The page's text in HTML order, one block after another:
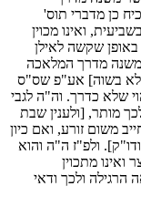
כן מדברי תוס'
ואינו מכוין
שקשה לאילן
מדרך המלאכה
שלא בשוה] אע"פ שס"ס
שלא כדרך. וה"ה לגבי
מותר, [ולענין שבת
משום זורע, ואם כיון
ולפ"ז ה"ה והוא
מתכוין
ולכך ודאי